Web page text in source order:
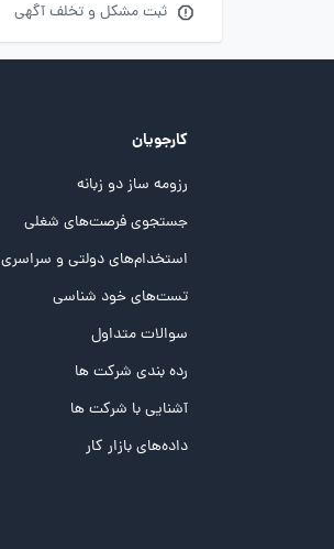
ثبت مشکل و تخلف آگهی
کارجویان
رزومه ساز دو زبانه
جستجوی فرصت‌های شغلی
استخدام‌های دولتی و سراسری
تست‌های خود شناسی
تست MBTI
تست تیپ سنجی شغلی Holland
تست NEO
تست هوش های چندگانه
سوالات متداول
رده بندی شرکت ها
آشنایی با شرکت ها
داده‌های بازار کار